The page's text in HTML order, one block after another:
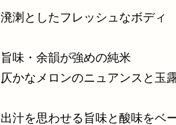
溌溂としたフレッシュなボディ
旨味・余韻が強めの純米
仄かなメロンのニュアンスと玉
出汁を思わせる旨味と酸味をベ